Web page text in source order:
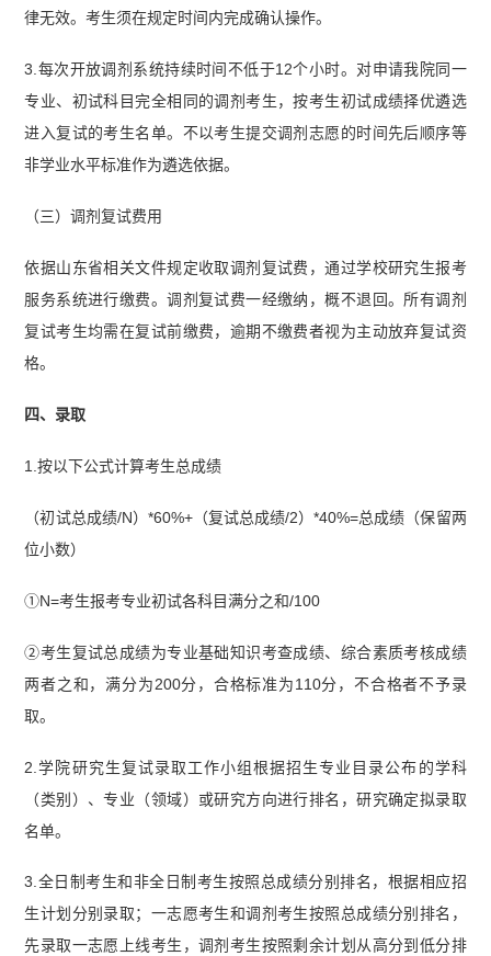
律无效。考生须在规定时间内完成确认操作。
3.每次开放调剂系统持续时间不低于12个小时。对申请我院同一
专业、初试科目完全相同的调剂考生，按考生初试成绩择优遴选
进入复试的考生名单。不以考生提交调剂志愿的时间先后顺序等
非学业水平标准作为遴选依据。
（三）调剂复试费用
依据山东省相关文件规定收取调剂复试费，通过学校研究生报考
服务系统进行缴费。调剂复试费一经缴纳，概不退回。所有调剂
复试考生均需在复试前缴费，逾期不缴费者视为主动放弃复试资
格。
四、录取
1.按以下公式计算考生总成绩
（初试总成绩/N）*60%+（复试总成绩/2）*40%=总成绩（保留两
位小数）
①N=考生报考专业初试各科目满分之和/100
②考生复试总成绩为专业基础知识考查成绩、综合素质考核成绩
两者之和，满分为200分，合格标准为110分，不合格者不予录
取。
2.学院研究生复试录取工作小组根据招生专业目录公布的学科
（类别）、专业（领域）或研究方向进行排名，研究确定拟录取
名单。
3.全日制考生和非全日制考生按照总成绩分别排名，根据相应招
生计划分别录取；一志愿考生和调剂考生按照总成绩分别排名，
先录取一志愿上线考生，调剂考生按照剩余计划从高分到低分排